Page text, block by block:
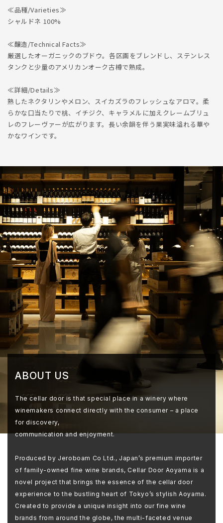
≪品種/Varieties≫
シャルドネ 100%
≪醸造/Technical Facts≫
厳選したオーガニックのブドウ。各区画をブレンドし、ステンレス
タンクと少量のアメリカンオーク古樽で熟成。
≪詳細/Details≫
熟したネクタリンやメロン、スイカズラのフレッシュなアロマ。柔
らかな口当たりで桃、イチジク、キャラメルに加えクレームブリュ
レのフレーヴァーが広がります。長い余韻を伴う果実味溢れる華や
かなワインです。
ABOUT US
The cellar door is that special place in a winery where
winemakers connect directly with the consumer – a place
for discovery,
communication and enjoyment.
Produced by Jeroboam Co Ltd., Japan’s premium importer
of family-owned fine wine brands, Cellar Door Aoyama is a
novel project that brings the essence of the cellar door
experience to the bustling heart of Tokyo’s stylish Aoyama.
Created to provide a unique insight into our fine wine
brands from around the globe, the multi-faceted venue